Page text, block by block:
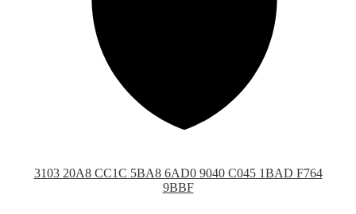
3103 20A8 CC1C 5BA8 6AD0 9040 C045 1BAD F764
9BBF